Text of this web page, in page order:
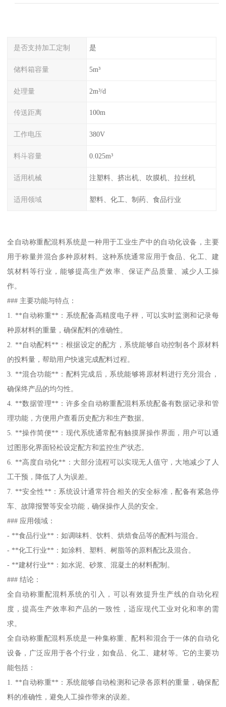
是否支持加工定制 是
储料箱容量 5m³
处理量 2m³/d
传送距离 100m
工作电压 380V
料斗容量 0.025m³
适用机械 注塑料、挤出机、吹膜机、拉丝机
适用领域 塑料、化工、制药、食品行业
全自动称重配混料系统是一种用于工业生产中的自动化设备，主要
用于称量并混合多种原材料。这种系统通常应用于食品、化工、建
筑材料等行业，能够提高生产效率、保证产品质量、减少人工操
作。
### 主要功能与特点：
1. **自动称重**：系统配备高精度电子秤，可以实时监测和记录每
种原材料的重量，确保配料的准确性。
2. **自动配料**：根据设定的配方，系统能够自动控制各个原材料
的投料量，帮助用户快速完成配料过程。
3. **混合功能**：配料完成后，系统能够将原材料进行充分混合，
确保终产品的均匀性。
4. **数据管理**：许多全自动称重配混料系统配备有数据记录和管
理功能，方便用户查看历史配方和生产数据。
5. **操作简便**：现代系统通常配有触摸屏操作界面，用户可以通
过图形化界面轻松设定配方和监控生产状态。
6. **高度自动化**：大部分流程可以实现无人值守，大地减少了人
工干预，降低了人为误差。
7. **安全性**：系统设计通常符合相关的安全标准，配备有紧急停
车、故障报警等安全功能，确保操作人员的安全。
### 应用领域：
- **食品行业**：如调味料、饮料、烘焙食品等的配料与混合。
- **化工行业**：如涂料、塑料、树脂等的原料配比及混合。
- **建材行业**：如水泥、砂浆、混凝土的材料配制。
### 结论：
全自动称重配混料系统的引入，可以有效提升生产线的自动化程
度，提高生产效率和产品的一致性，适应现代工业对化和率的需
求。
全自动称重配混料系统是一种集称重、配料和混合于一体的自动化
设备，广泛应用于各个行业，如食品、化工、建材等。它的主要功
能包括：
1. **自动称重**：系统能够自动检测和记录各原料的重量，确保配
料的准确性，避免人工操作带来的误差。